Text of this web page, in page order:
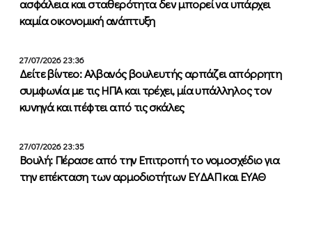
ασφάλεια και σταθερότητα δεν μπορεί να υπάρχει
καμία οικονομική ανάπτυξη
27/07/2026 23:36
Δείτε βίντεο: Αλβανός βουλευτής αρπάζει απόρρητη
συμφωνία με τις ΗΠΑ και τρέχει, μία υπάλληλος τον
κυνηγά και πέφτει από τις σκάλες
27/07/2026 23:35
Βουλή: Πέρασε από την Επιτροπή το νομοσχέδιο για
την επέκταση των αρμοδιοτήτων ΕΥΔΑΠ και ΕΥΑΘ